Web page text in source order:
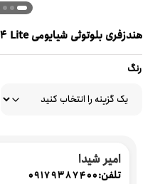
هندزفری بلوتوثی شیایومی Redmi Buds4 Lite نسخه گلوبال
رنگ
امیر شیدا
تلفن:09179387400